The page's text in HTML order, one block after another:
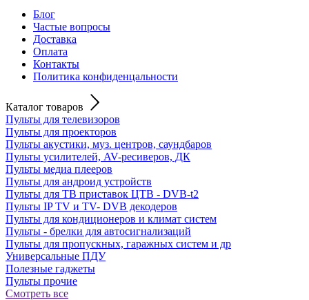
Блог
Частые вопросы
Доставка
Оплата
Контакты
Политика конфиденцальности
Каталог товаров
Пульты для телевизоров
Пульты для проекторов
Пульты акустики, муз. центров, саундбаров
Пульты усилителей, AV-ресиверов, ДК
Пульты медиа плееров
Пульты для андроид устройств
Пульты для ТВ приставок ЦТВ - DVB-t2
Пульты IP TV и TV- DVB декодеров
Пульты для кондиционеров и климат систем
Пульты - брелки для автосигнализаций
Пульты для пропускных, гаражных систем и др
Универсальные ПДУ
Полезные гаджеты
Пульты прочие
Смотреть все